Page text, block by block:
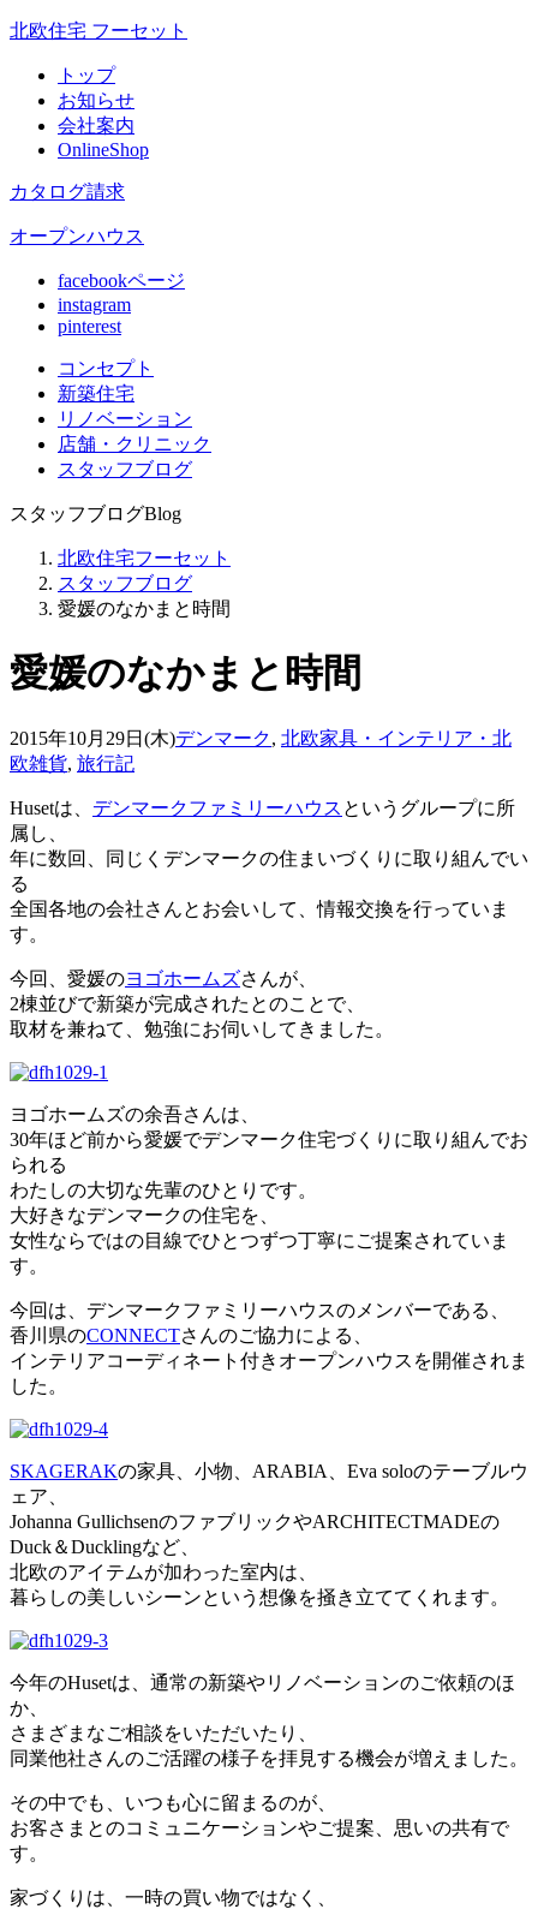
北欧住宅 フーセット
トップ
お知らせ
会社案内
OnlineShop
カタログ請求
オープンハウス
facebookページ
instagram
pinterest
コンセプト
新築住宅
リノベーション
店舗 ・クリニック
スタッフブログ
スタッフブログBlog
北欧住宅フーセット
スタッフブログ
愛媛のなかまと時間
愛媛のなかまと時間
2015年10月29日(木)デンマーク, 北欧家具・インテリア・北
欧雑貨, 旅行記
Husetは、 デンマークファミリーハウス というグループに所
属し、
年に数回、同じくデンマークの住まいづくりに取り組んでい
る
全国各地の会社さんとお会いして、情報交換を行っていま
す。
今回、愛媛のヨゴホームズさんが、
2棟並びで新築が完成されたとのことで、
取材を兼ねて、勉強にお伺いしてきました。
ヨゴホームズの余吾さんは、
30年ほど前から愛媛でデンマーク住宅づくりに取り組んでお
られる
わたしの大切な先輩のひとりです。
大好きなデンマークの住宅を、
女性ならではの目線でひとつずつ丁寧にご提案されていま
す。
今回は、デンマークファミリーハウスのメンバーである、
香川県のCONNECTさんのご協力による、
インテリアコーディネート付きオープンハウスを開催されま
した。
SKAGERAKの家具、小物、ARABIA、Eva soloのテーブルウ
ェア、
Johanna GullichsenのファブリックやARCHITECTMADEの
Duck＆Ducklingなど、
北欧のアイテムが加わった室内は、
暮らしの美しいシーンという想像を掻き立ててくれます。
今年のHusetは、通常の新築やリノベーションのご依頼のほ
か、
さまざまなご相談をいただいたり、
同業他社さんのご活躍の様子を拝見する機会が増えました。
その中でも、いつも心に留まるのが、
お客さまとのコミュニケーションやご提案、思いの共有で
す。
家づくりは、一時の買い物ではなく、